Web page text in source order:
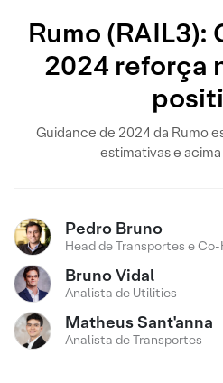
Rumo
2024 reforça
Guidance de 2024 da Rumo
estimativas e
Pedro Bruno
Head de Transportes e
Bruno Vidal
Analista de Utilities
Matheus Sant'anna
Analista de Transportes